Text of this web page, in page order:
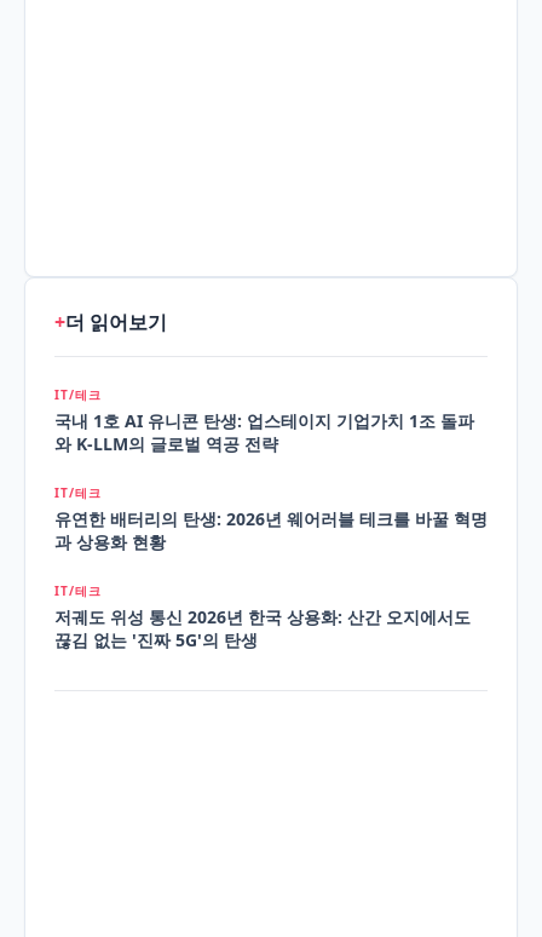
+더 읽어보기
IT/테크
국내 1호 AI 유니콘 탄생: 업스테이지 기업가치 1조 돌파
와 K-LLM의 글로벌 역공 전략
IT/테크
유연한 배터리의 탄생: 2026년 웨어러블 테크를 바꿀 혁명
과 상용화 현황
IT/테크
저궤도 위성 통신 2026년 한국 상용화: 산간 오지에서도
끊김 없는 '진짜 5G'의 탄생